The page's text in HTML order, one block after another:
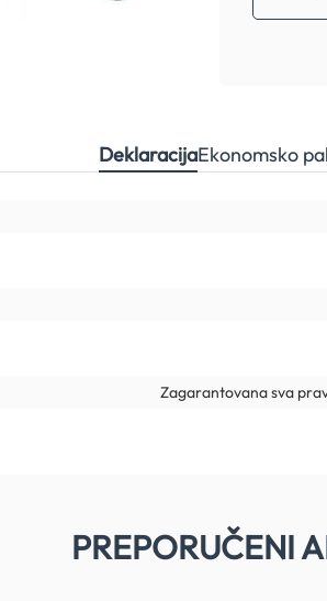
DeklaracijaEkonomsko
Zagarantovana sva
PREPORUČENI